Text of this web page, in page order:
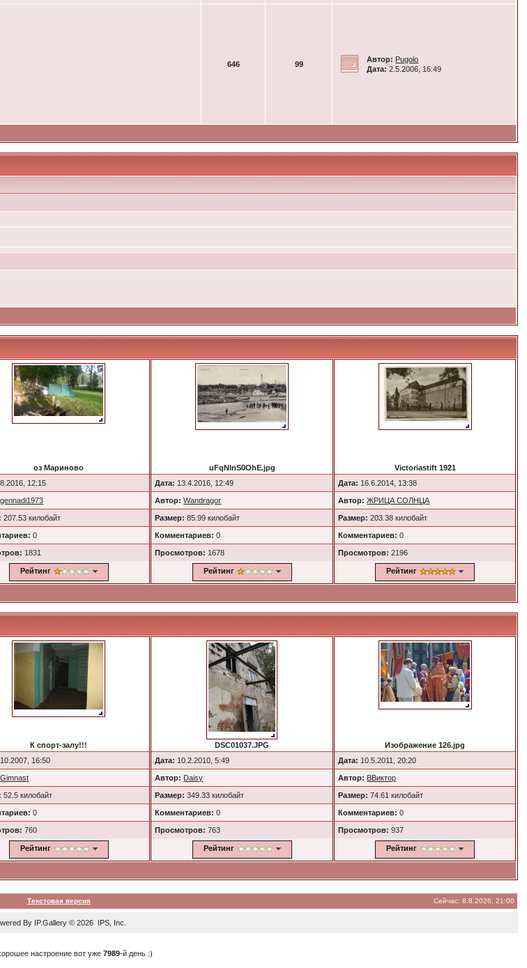
646 99
Автор: Pugolo
Дата: 2.5.2006, 16:49
оз Мариново
12:15
gennadi1973
207.53 килобайт
0
1831
Рейтинг
uFqNlnS0OhE.jpg
Дата: 13.4.2016, 12:49
Автор: Wandragor
Размер: 85.99 килобайт
Комментариев: 0
Просмотров: 1678
Рейтинг
Victoriastift 1921
Дата: 16.6.2014, 13:38
Автор: ЖРИЦА СОЛНЦА
Размер: 203.38 килобайт
Комментариев: 0
Просмотров:2196
Рейтинг
К спорт-залу!!!
16:50
Gimnast
52.5 килобайт
0
760
Рейтинг
DSC01037.JPG
Дата: 10.2.2010, 5:49
Автор: Daisy
Размер: 349.33 килобайт
Комментариев: 0
Просмотров:763
Рейтинг
Изображение 126.jpg
Дата: 10.5.2011, 20:20
Автор: ВВиктор
Размер: 74.61 килобайт
Комментариев: 0
Просмотров:937
Рейтинг
Текстовая версия Сейчас: 8.8.2026, 21:00
By IP.Gallery© 2026 IPS, Inc.
настроение вот уже7989-й день :)